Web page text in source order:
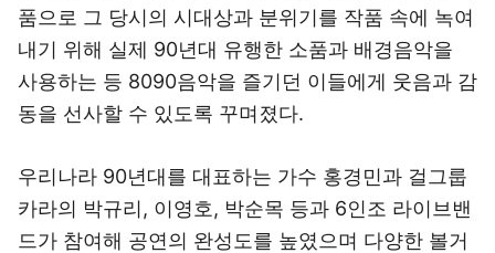
품으로 그 당시의 시대상과 분위기를 작품 속에 녹여
내기 위해 실제 90년대 유행한 소품과 배경음악을
사용하는 등 8090음악을 즐기던 이들에게 웃음과 감
동을 선사할 수 있도록 꾸며졌다.
우리나라 90년대를 대표하는 가수 홍경민과 걸그룹
카라의 박규리, 이영호, 박순목 등과 6인조 라이브밴
드가 참여해 공연의 완성도를 높였으며 다양한 볼거